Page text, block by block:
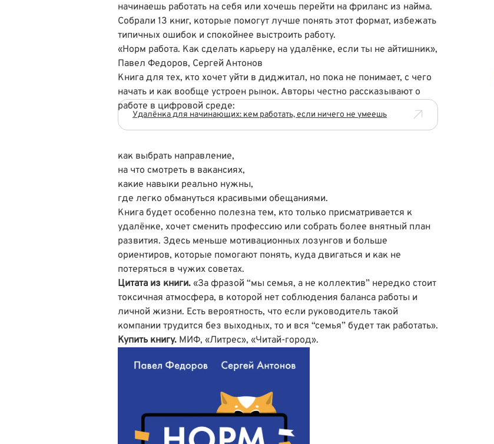
начинаешь работать на себя или хочешь перейти на фриланс из найма.
Собрали 13 книг, которые помогут лучше понять этот формат, избежать
типичных ошибок и спокойнее выстроить работу.
«Норм работа. Как сделать карьеру на удалёнке, если ты не айтишник»,
Павел Федоров, Сергей Антонов
Книга для тех, кто хочет уйти в диджитал, но пока не понимает, с чего
начать и как вообще устроен рынок. Авторы честно рассказывают о
работе в цифровой среде:
Удалёнка для начинающих: кем работать, если ничего не умеешь
как выбрать направление,
на что смотреть в вакансиях,
какие навыки реально нужны,
где легко обмануться красивыми обещаниями.
Книга будет особенно полезна тем, кто только присматривается к
удалёнке, хочет сменить профессию или собрать более внятный план
развития. Здесь меньше мотивационных лозунгов и больше
ориентиров, которые помогают понять, куда двигаться и как не
потеряться в чужих советах.
Цитата из книги. «За фразой “мы семья, а не коллектив” нередко стоит
токсичная атмосфера, в которой нет соблюдения баланса работы и
личной жизни. Есть вероятность, что если руководитель такой
компании трудится без выходных, то и вся “семья” будет так работать».
Купить книгу. МИФ, «Литрес», «Читай-город».